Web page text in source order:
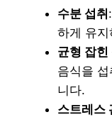
수분 섭취
하게 유
균형 잡힌
음식을
니다.
스트레스